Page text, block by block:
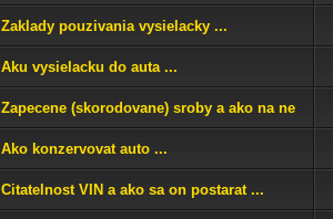
Zaklady pouzivania vysielacky ...
Aku vysielacku do auta ...
Zapecene (skorodovane) sroby a ako na ne
Ako konzervovat auto ...
Citatelnost VIN a ako sa on postarat ...